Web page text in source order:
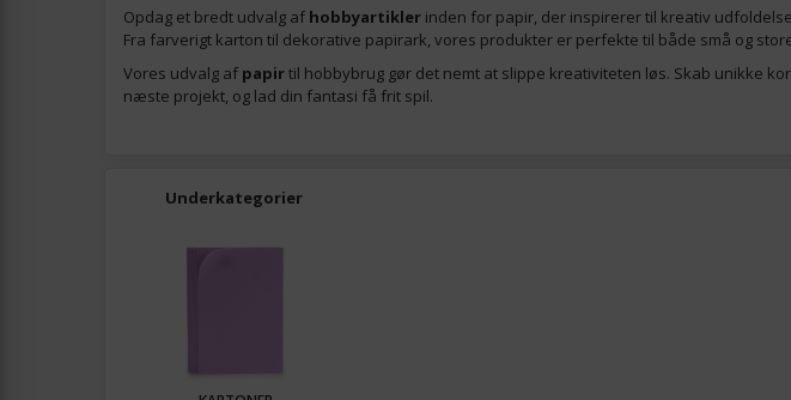
Opdag et bredt udvalg af hobbyartikler inden for papir, der inspirerer til kreativ
Fra farverigt karton til dekorative papirark, vores produkter er perfekte til både små og
Vores udvalg af papirtil hobbybrug gør det nemt at slippe kreativiteten løs. Skab unikke
næste projekt, og lad din fantasi få frit spil.
Underkategorier